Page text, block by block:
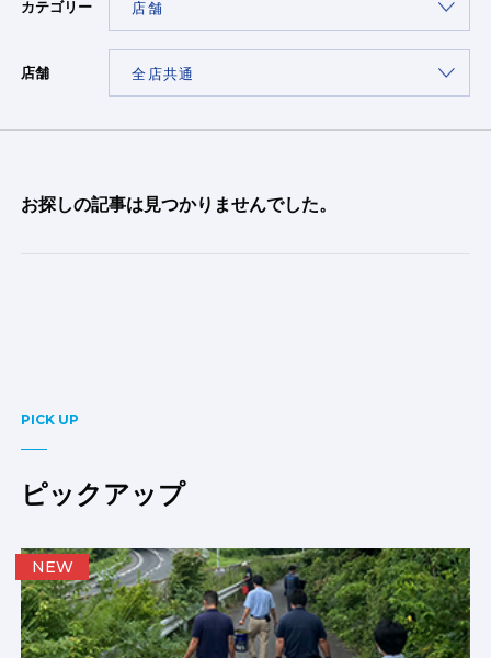
カテゴリー
店舗
お探しの記事は見つかりませんでした。
PICK UP
ピックアップ
NEW